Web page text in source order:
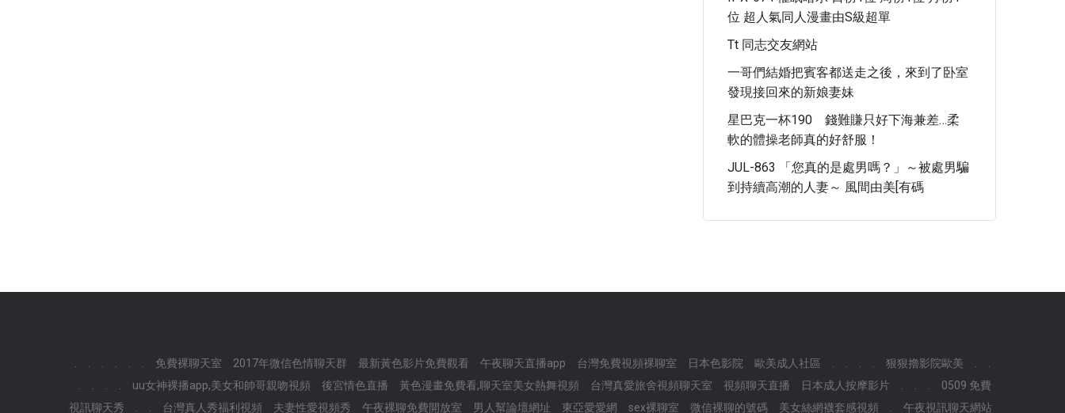
位 超人氣同人漫畫由S級超單
Tt 同志交友網站
一哥們結婚把賓客都送走之後，來到了卧室
發現接回來的新娘妻妹
星巴克一杯190 錢難賺只好下海兼差…柔
軟的體操老師真的好舒服！
JUL-863 「您真的是處男嗎？」～被處男騙
到持續高潮的人妻～ 風間由美[有碼
免費裸聊天室 2017年微信色情聊天群 最新黃色影片免費觀看 午夜聊天直播app 台灣免費視頻裸聊室 日本色影院 歐美成人社區 狠狠擼影院歐美
uu女神裸播app,美女和帥哥親吻視頻 後宮情色直播 黃色漫畫免費看,聊天室美女熱舞視頻 台灣真愛旅舍視頻聊天室 視頻聊天直播 日本成人按摩影片
0509 免費
視訊聊天秀
台灣真人秀福利視頻 夫妻性愛視頻秀 午夜裸聊免費開放室 男人幫論壇網址 東亞愛愛網 sex裸聊室 微信裸聊的號碼 美女絲網襪套感視頻 午夜視訊聊天網站